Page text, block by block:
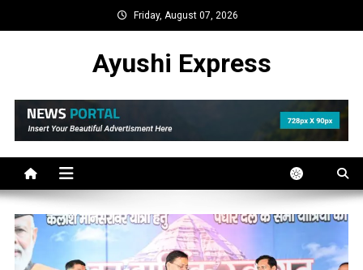
to
Friday, August 07, 2026
Ayushi Express